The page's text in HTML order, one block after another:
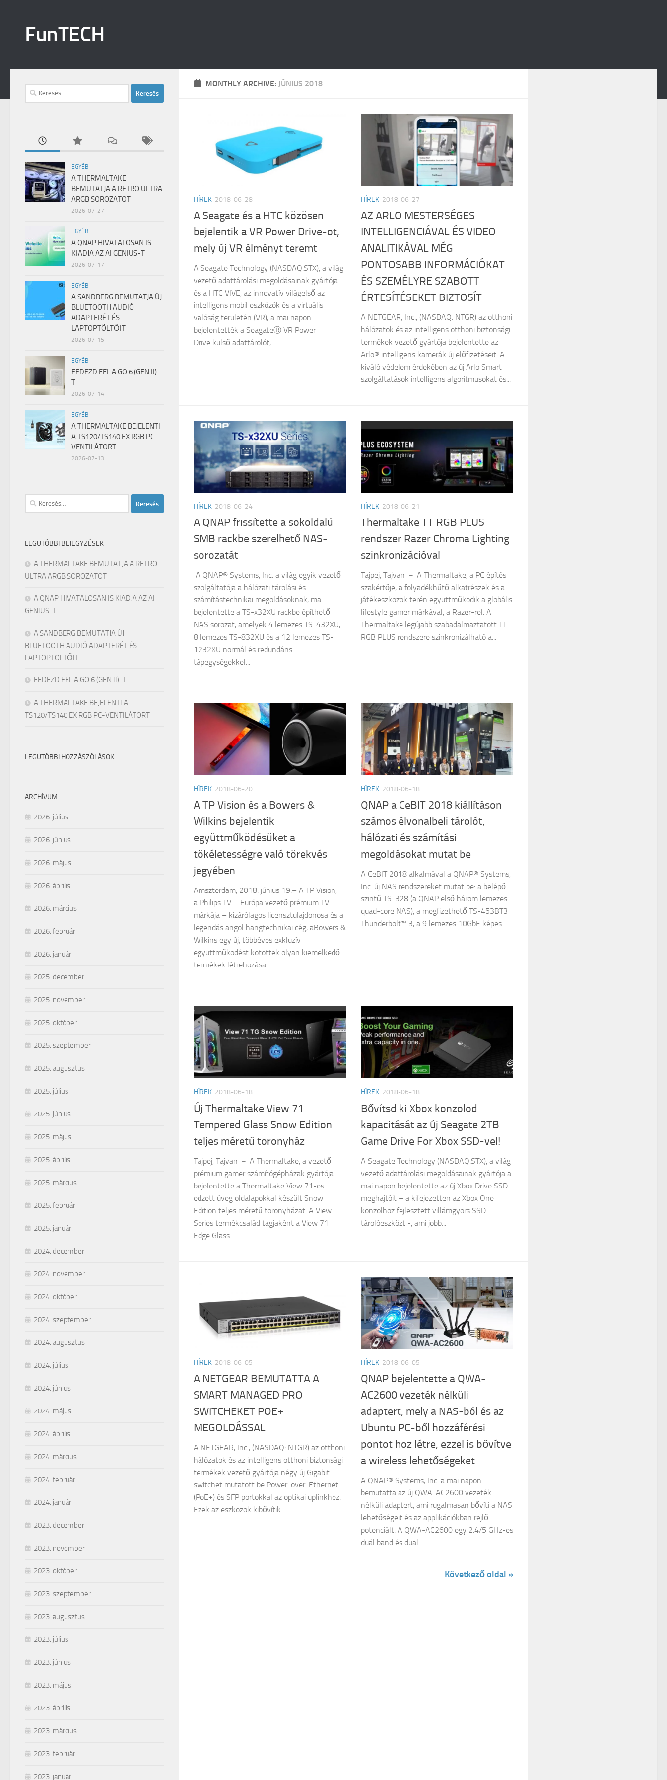
FunTECH
MONTHLY ARCHIVE: JÚNIUS 2018
HÍREK 2018-06-28
A Seagate és a HTC közösen
bejelentik a VR Power Drive-ot,
mely új VR élményt teremt
A Seagate Technology (NASDAQ:STX), a világ
vezető adattárolási megoldásainak gyártója
és a HTC VIVE, az innovatív világelső az
intelligens mobil eszközök és a virtuális
valóság területén (VR), a mai napon
bejelentették a SeagateⓇ VR Power
Drive külső adattárolót,...
HÍREK 2018-06-27
AZ ARLO MESTERSÉGES
INTELLIGENCIÁVAL ÉS VIDEO
ANALITIKÁVAL MÉG
PONTOSABB INFORMÁCIÓKAT
ÉS SZEMÉLYRE SZABOTT
ÉRTESÍTÉSEKET BIZTOSÍT
A NETGEAR, Inc., (NASDAQ: NTGR) az otthoni
hálózatok és az intelligens otthoni biztonsági
termékek vezető gyártója bejelentette az
Arlo® intelligens kamerák új előfizetéseit. A
kiváló védelem érdekében az új Arlo Smart
szolgáltatások intelligens algoritmusokat és...
HÍREK 2018-06-24
A QNAP frissítette a sokoldalú
SMB rackbe szerelhető NAS-
sorozatát
A QNAP® Systems, Inc. a világ egyik vezető
szolgáltatója a hálózati tárolási és
számítástechnikai megoldásoknak, ma
bejelentette a TS-x32XU rackbe építhető
NAS sorozat, amelyek 4 lemezes TS-432XU,
8 lemezes TS-832XU és a 12 lemezes TS-
1232XU normál és redundáns
tápegységekkel...
HÍREK 2018-06-21
Thermaltake TT RGB PLUS
rendszer Razer Chroma Lighting
szinkronizációval
Tajpej, Tajvan － A Thermaltake, a PC építés
szakértője, a folyadékhűtő alkatrészek és a
játékeszközök terén együttműködik a globális
lifestyle gamer márkával, a Razer-rel. A
Thermaltake legújabb szabadalmaztatott TT
RGB PLUS rendszere szinkronizálható a...
HÍREK 2018-06-20
A TP Vision és a Bowers &
Wilkins bejelentik
együttműködésüket a
tökéletességre való törekvés
jegyében
Amszterdam, 2018. június 19.– A TP Vision,
a Philips TV – Európa vezető prémium TV
márkája – kizárólagos licensztulajdonosa és a
legendás angol hangtechnikai cég, aBowers &
Wilkins egy új, többéves exkluzív
együttműködést kötöttek olyan kiemelkedő
termékek létrehozása...
HÍREK 2018-06-18
QNAP a CeBIT 2018 kiállításon
számos élvonalbeli tárolót,
hálózati és számítási
megoldásokat mutat be
A CeBIT 2018 alkalmával a QNAP® Systems,
Inc. új NAS rendszereket mutat be: a belépő
szintű TS-328 (a QNAP első három lemezes
quad-core NAS), a megfizethető TS-453BT3
Thunderbolt™ 3, a 9 lemezes 10GbE képes...
HÍREK 2018-06-18
Új Thermaltake View 71
Tempered Glass Snow Edition
teljes méretű toronyház
Tajpej, Tajvan － A Thermaltake, a vezető
prémium gamer számítógépházak gyártója
bejelentette a Thermaltake View 71-es
edzett üveg oldalapokkal készült Snow
Edition teljes méretű toronyházat. A View
Series termékcsalád tagjaként a View 71
Edge Glass...
HÍREK 2018-06-18
Bővítsd ki Xbox konzolod
kapacitását az új Seagate 2TB
Game Drive For Xbox SSD-vel!
A Seagate Technology (NASDAQ:STX), a világ
vezető adattárolási megoldásainak gyártója a
mai napon bejelentette az új Xbox Drive SSD
meghajtóit – a kifejezetten az Xbox One
konzolhoz fejlesztett villámgyors SSD
tárolóeszközt -, ami jobb...
HÍREK 2018-06-05
A NETGEAR BEMUTATTA A
SMART MANAGED PRO
SWITCHEKET POE+
MEGOLDÁSSAL
A NETGEAR, Inc., (NASDAQ: NTGR) az otthoni
hálózatok és az intelligens otthoni biztonsági
termékek vezető gyártója négy új Gigabit
switchet mutatott be Power-over-Ethernet
(PoE+) és SFP portokkal az optikai uplinkhez.
Ezek az eszközök kibővítik...
HÍREK 2018-06-05
QNAP bejelentette a QWA-
AC2600 vezeték nélküli
adaptert, mely a NAS-ból és az
Ubuntu PC-ből hozzáférési
pontot hoz létre, ezzel is bővítve
a wireless lehetőségeket
A QNAP® Systems, Inc. a mai napon
bemutatta az új QWA-AC2600 vezeték
nélküli adaptert, ami rugalmasan bővíti a NAS
lehetőségeit és az applikációkban rejlő
potenciált. A QWA-AC2600 egy 2.4/5 GHz-es
duál band és dual...
Következő oldal »
Keresés:
EGYÉB
A THERMALTAKE
BEMUTATJA A RETRO ULTRA
ARGB SOROZATOT
2026-07-27
EGYÉB
A QNAP HIVATALOSAN IS
KIADJA AZ AI GENIUS-T
2026-07-17
EGYÉB
A SANDBERG BEMUTATJA ÚJ
BLUETOOTH AUDIÓ
ADAPTERÉT ÉS
LAPTOPTÖLTŐIT
2026-07-15
EGYÉB
FEDEZD FEL A GO 6 (GEN II)-
T
2026-07-14
EGYÉB
A THERMALTAKE BEJELENTI
A TS120/TS140 EX RGB PC-
VENTILÁTORT
2026-07-13
Keresés:
LEGUTÓBBI BEJEGYZÉSEK
A THERMALTAKE BEMUTATJA A RETRO
ULTRA ARGB SOROZATOT
A QNAP HIVATALOSAN IS KIADJA AZ AI
GENIUS-T
A SANDBERG BEMUTATJA ÚJ
BLUETOOTH AUDIÓ ADAPTERÉT ÉS
LAPTOPTÖLTŐIT
FEDEZD FEL A GO 6 (GEN II)-T
A THERMALTAKE BEJELENTI A
TS120/TS140 EX RGB PC-VENTILÁTORT
LEGUTÓBBI HOZZÁSZÓLÁSOK
ARCHÍVUM
2026. július
2026. június
2026. május
2026. április
2026. március
2026. február
2026. január
2025. december
2025. november
2025. október
2025. szeptember
2025. augusztus
2025. július
2025. június
2025. május
2025. április
2025. március
2025. február
2025. január
2024. december
2024. november
2024. október
2024. szeptember
2024. augusztus
2024. július
2024. június
2024. május
2024. április
2024. március
2024. február
2024. január
2023. december
2023. november
2023. október
2023. szeptember
2023. augusztus
2023. július
2023. június
2023. május
2023. április
2023. március
2023. február
2023. január